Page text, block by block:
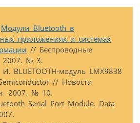
Модули Bluetooth в
приложениях и системах
// Беспроводные
2007. № 3.
BLUETOOTH-модуль LMX9838
// Новости
2007. № 10.
Serial Port Module. Data